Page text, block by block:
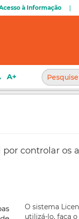
à Informação
A+
por controlar os
O sistema
utilizá-lo, faça